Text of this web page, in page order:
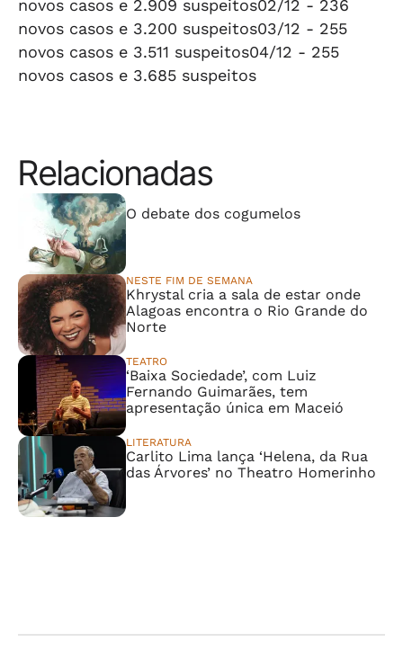
novos casos e 2.909 suspeitos02/12 - 236
novos casos e 3.200 suspeitos03/12 - 255
novos casos e 3.511 suspeitos04/12 - 255
novos casos e 3.685 suspeitos
Relacionadas
O debate dos cogumelos
NESTE FIM DE SEMANA
Khrystal cria a sala de estar onde
Alagoas encontra o Rio Grande do
Norte
TEATRO
‘Baixa Sociedade’, com Luiz
Fernando Guimarães, tem
apresentação única em Maceió
LITERATURA
Carlito Lima lança ‘Helena, da Rua
das Árvores’ no Theatro Homerinho